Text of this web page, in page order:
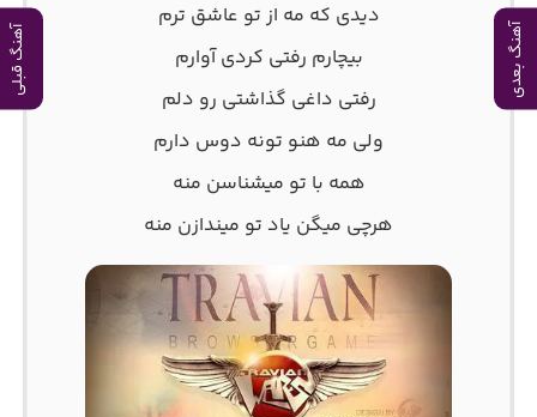
آهنگ بعدی آهنگ قبلی
دیدی که مه از تو عاشق ترم
بیچارم رفتی کردی آوارم
رفتی داغی گذاشتی رو دلم
ولی مه هنو تونه دوس دارم
همه با تو میشناسن منه
هرچی میگن یاد تو میندازن منه